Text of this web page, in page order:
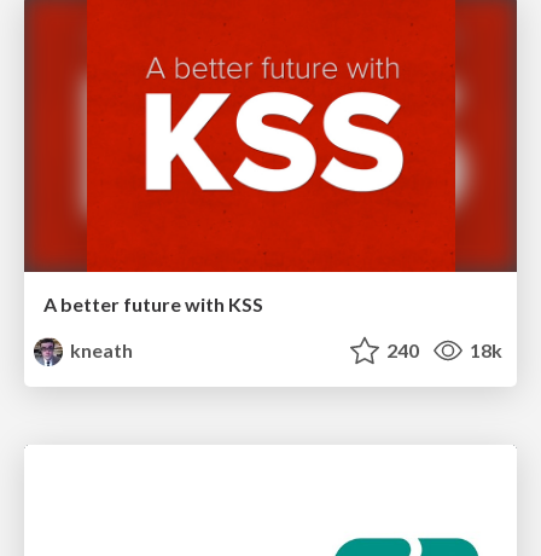
A better future with KSS
kneath
240 18k